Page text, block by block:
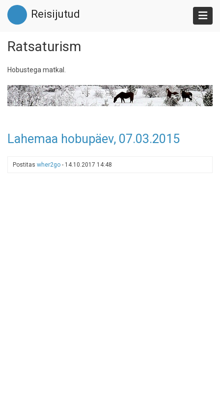
Liigu
edasi
põhisisu
Reisijutud
Ratsaturism
Hobustega matkal.
Lahemaa hobupäev, 07.03.2015
Postitas wher2go - 14.10.2017 14:48